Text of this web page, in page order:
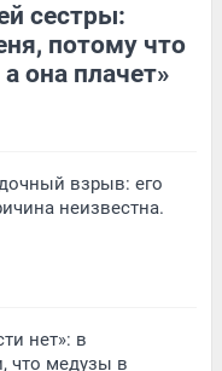
сестры:
потому что
она плачет»
взрыв: его
неизвестна.
нет»: в
что медузы в